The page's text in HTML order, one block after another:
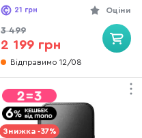
Horween Black (NM01677185)Оціни
21 грн
3 499
2 199 грн
Відправимо 12/08
Знижка -37%